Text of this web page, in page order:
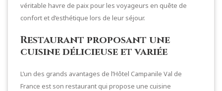
véritable havre de paix pour les voyageurs en quête de
confort et d’esthétique lors de leur séjour.
Restaurant proposant une
cuisine délicieuse et variée
L’un des grands avantages de l’Hôtel Campanile Val de
France est son restaurant qui propose une cuisine